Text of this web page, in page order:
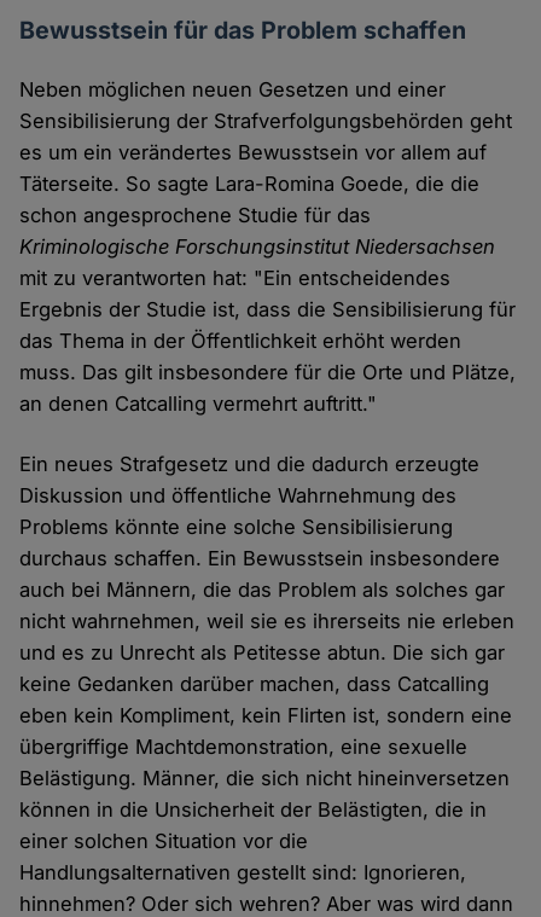
Bewusstsein für das Problem schaffen
Neben möglichen neuen Gesetzen und einer
Sensibilisierung der Strafverfolgungsbehörden geht
es um ein verändertes Bewusstsein vor allem auf
Täterseite. So sagte Lara-Romina Goede, die die
schon angesprochene Studie für das
Kriminologische Forschungsinstitut Niedersachsen
mit zu verantworten hat: "Ein entscheidendes
Ergebnis der Studie ist, dass die Sensibilisierung für
das Thema in der Öffentlichkeit erhöht werden
muss. Das gilt insbesondere für die Orte und Plätze,
an denen Catcalling vermehrt auftritt."
Ein neues Strafgesetz und die dadurch erzeugte
Diskussion und öffentliche Wahrnehmung des
Problems könnte eine solche Sensibilisierung
durchaus schaffen. Ein Bewusstsein insbesondere
auch bei Männern, die das Problem als solches gar
nicht wahrnehmen, weil sie es ihrerseits nie erleben
und es zu Unrecht als Petitesse abtun. Die sich gar
keine Gedanken darüber machen, dass Catcalling
eben kein Kompliment, kein Flirten ist, sondern eine
übergriffige Machtdemonstration, eine sexuelle
Belästigung. Männer, die sich nicht hineinversetzen
können in die Unsicherheit der Belästigten, die in
einer solchen Situation vor die
Handlungsalternativen gestellt sind: Ignorieren,
hinnehmen? Oder sich wehren? Aber was wird dann